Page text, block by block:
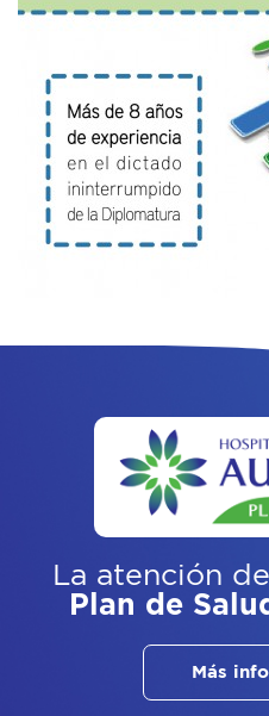
La atención
Plan de
Más